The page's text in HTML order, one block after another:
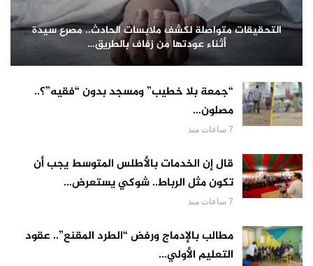
التحقيقات متواصلة لكشف ملابسات الحادث.. مصرع سيدة
أثناء عودتها من زفاف بالطريق…
“جمعة بلا خطيب” ومسجد بدون “فقيه”؟..
مصلون…
7 ساعات منذ
قال إن الخدمات بالأطلس المتوسط يجب أن
تكون مثل الرباط.. شوكي يستعرض…
7 ساعات منذ
مطالب بالإدماج ورفض “الطرد المقنع”.. عقود
التعليم الأولي…